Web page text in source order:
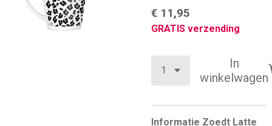
€ 11,95
GRATIS verzending
In
winkelwagen
Informatie Zoedt Latte